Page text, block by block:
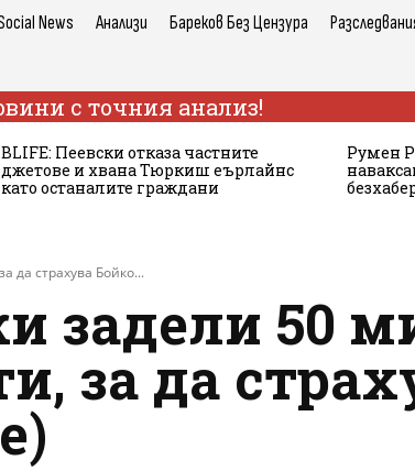
News Анализи Бареков Без Цензура
с точния анализ!
BLIFE: Пеевски отказа частните
джетове и хвана Тюркиш еърлайнс
като останалите граждани
Румен
да страхува Бойко...
задели 50
за да